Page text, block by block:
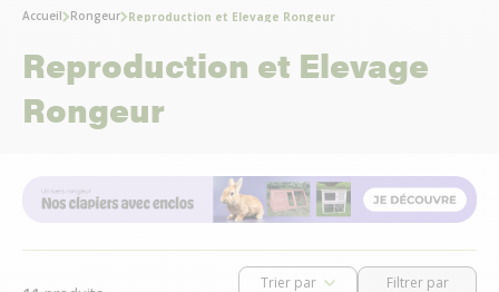
Accueil Rongeur Reproduction et Elevage Rongeur
Reproduction et Elevage
Rongeur
Trier par
Filtrer par